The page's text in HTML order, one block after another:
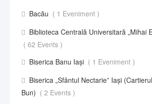
Bacău ( 1 Eveniment )
Biblioteca Centrală Universitară „Mihai
( 62 Events )
Biserica Banu Iași ( 1 Eveniment )
Biserica „Sfântul Nectarie” Iaşi
Bun) ( 2 Events )